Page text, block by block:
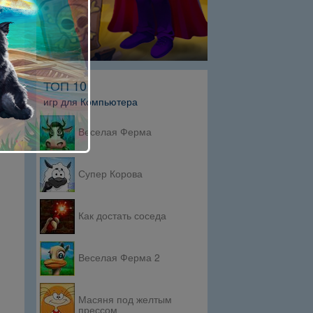
ТОП 10
игр для Компьютера
Веселая Ферма
Супер Корова
Как достать соседа
Веселая Ферма 2
Масяня под желтым
прессом